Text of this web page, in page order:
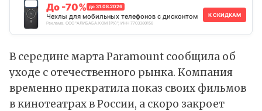
До -70% до 31.08.2026
Чехлы для мобильных телефонов с дисконтом
Реклама. ООО "АЛИБАБА.КОМ (РУ)", ИНН 7703380158
К СКИДКАМ
В середине марта Paramount сообщила об
уходе с отечественного рынка. Компания
временно прекратила показ своих фильмов
в кинотеатрах в России, а скоро закроет